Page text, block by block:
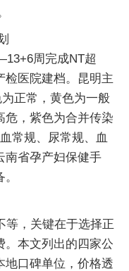
周完成NT超
检医院建档。昆明主
正常，黄色为一般
危，紫色为合并传染
常规、尿常规、血
南省孕产妇保健手
等，关键在于选择正
。本文列出的四家公
地口碑单位，价格透